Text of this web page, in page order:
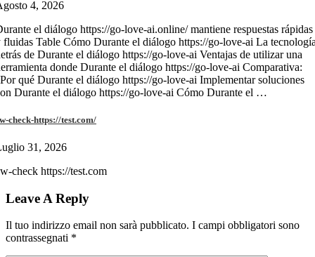
4, 2026
el diálogo https://go-love-ai.online/ mantiene respuestas rápidas
fluidas Table Cómo Durante el diálogo https://go-love-ai La
de Durante el diálogo https://go-love-ai Ventajas de utilizar una
donde Durante el diálogo https://go-love-ai Comparativa:
qué Durante el diálogo https://go-love-ai Implementar soluciones
Durante el diálogo https://go-love-ai Cómo Durante el …
check-https://test.com/
31, 2026
check https://test.com
Leave A Reply
Il tuo indirizzo email non sarà pubblicato. I campi obbligatori sono
contrassegnati *